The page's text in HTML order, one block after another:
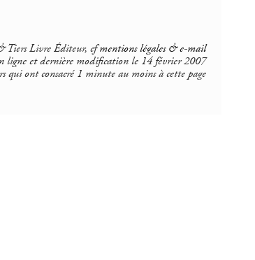
Tiers Livre Éditeur, cfmentions légales & e-mail
ligne et dernière modification le 14 février 2007
qui ont consacré 1 minute au moins à cette page